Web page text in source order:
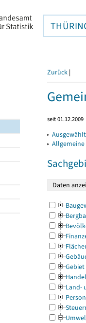
Zurück |
seit 01.12.2009
▸
▸
Gebiet
Land-